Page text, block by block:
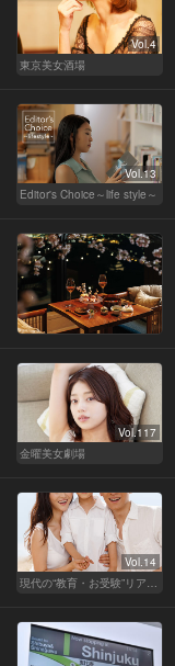
Vol.4
東京美女酒場
Vol.13
Editor's Choice～life style～
Vol.117
金曜美女劇場
Vol.14
現代の“教育・お受験”リアルドキュメント